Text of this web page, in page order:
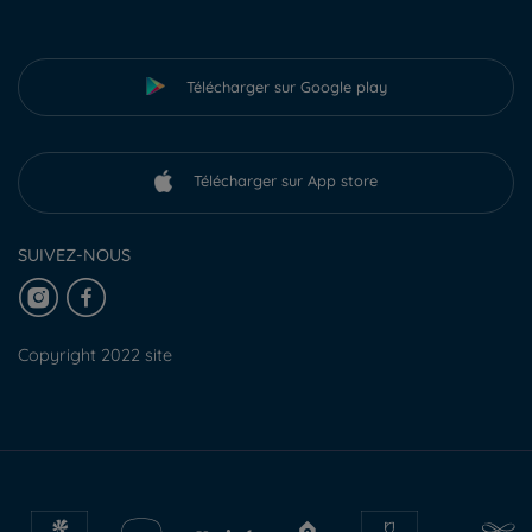
Télécharger sur Google play
Télécharger sur App store
SUIVEZ-NOUS
Copyright 2022 site